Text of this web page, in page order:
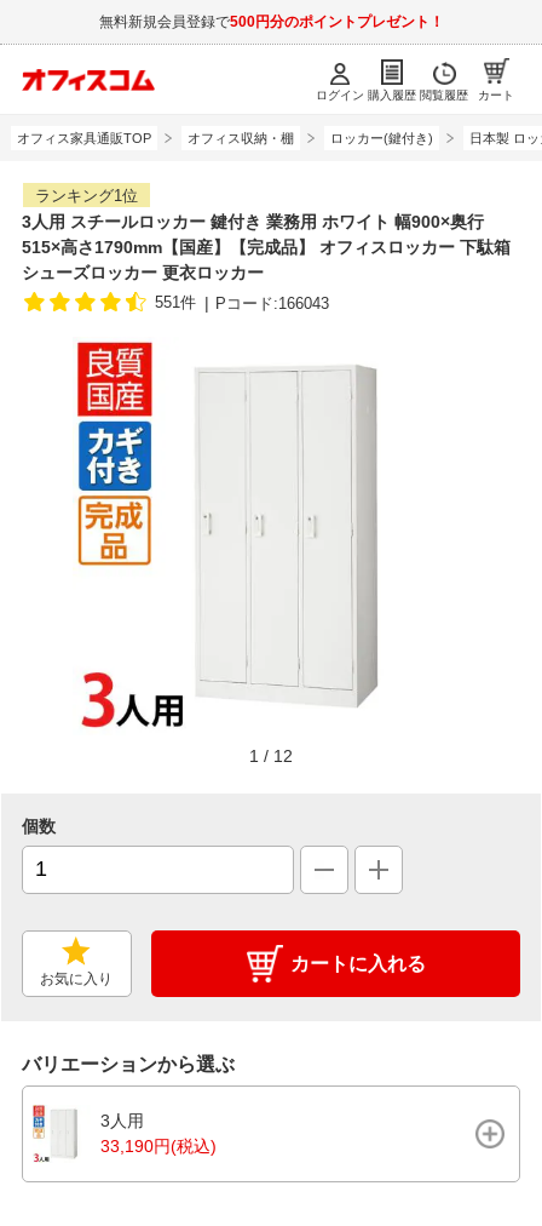
無料新規会員登録で500円分のポイントプレゼント！
ログイン 購入履歴 閲覧履歴 カート
オフィス家具通販TOP オフィス収納・棚 ロッカー(鍵付き) 日本製 ロ
ランキング1位
3人用 スチールロッカー 鍵付き 業務用 ホワイト 幅900×奥行
515×高さ1790mm【国産】【完成品】 オフィスロッカー 下駄箱
シューズロッカー 更衣ロッカー
551件 Pコード:166043
1 / 12
個数
お気に入り
カートに入れる
バリエーションから選ぶ
3人用
33,190円(税込)